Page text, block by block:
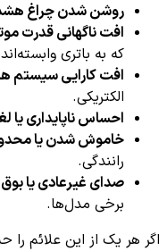
روشن شدن چراغ
افت ناگهانی قدرت
که به باتری
افت کارایی سیستم
الکتریکی.
احساس ناپایداری
خاموش شدن یا
رانندگی.
صدای غیرعادی یا
برخی مدل‌ها.
اگر هر یک از این علائم